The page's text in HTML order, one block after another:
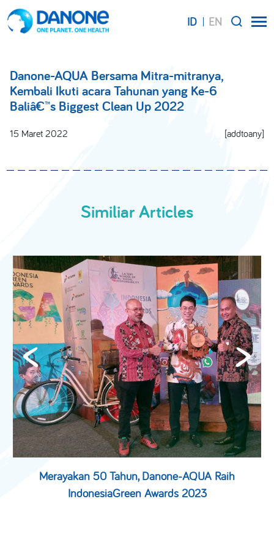
ID EN
Danone-AQUA Bersama Mitra-mitranya,
Kembali Ikuti acara Tahunan yang Ke-6
Baliâ€™s Biggest Clean Up 2022
15 Maret 2022 [addtoany]
Similiar Articles
Merayakan 50 Tahun, Danone-AQUA Raih
IndonesiaGreen Awards 2023